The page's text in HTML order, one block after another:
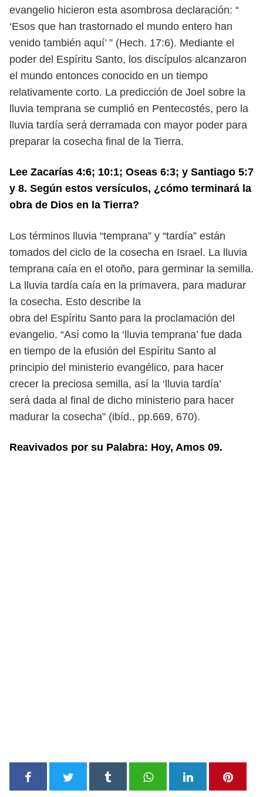
evangelio hicieron esta asombrosa declaración: “
‘Esos que han trastornado el mundo entero han
venido también aquí’ ” (Hech. 17:6). Mediante el
poder del Espíritu Santo, los discípulos alcanzaron
el mundo entonces conocido en un tiempo
relativamente corto. La predicción de Joel sobre la
lluvia temprana se cumplió en Pentecostés, pero la
lluvia tardía será derramada con mayor poder para
preparar la cosecha final de la Tierra.
Lee Zacarías 4:6; 10:1; Oseas 6:3; y Santiago 5:7
y 8. Según estos versículos, ¿cómo terminará la
obra de Dios en la Tierra?
Los términos lluvia “temprana” y “tardía” están
tomados del ciclo de la cosecha en Israel. La lluvia
temprana caía en el otoño, para germinar la semilla.
La lluvia tardía caía en la primavera, para madurar
la cosecha. Esto describe la
obra del Espíritu Santo para la proclamación del
evangelio. “Así como la ‘lluvia temprana’ fue dada
en tiempo de la efusión del Espíritu Santo al
principio del ministerio evangélico, para hacer
crecer la preciosa semilla, así la ‘lluvia tardía’
será dada al final de dicho ministerio para hacer
madurar la cosecha” (ibíd., pp.669, 670).
Reavivados por su Palabra: Hoy, Amos 09.